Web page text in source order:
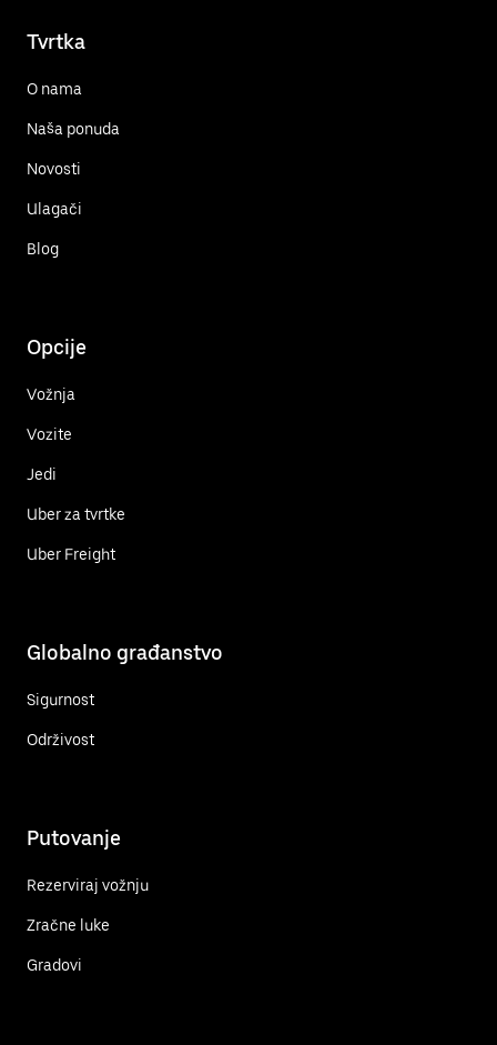
Tvrtka
O nama
Naša ponuda
Novosti
Ulagači
Blog
Opcije
Vožnja
Vozite
Jedi
Uber za tvrtke
Uber Freight
Globalno građanstvo
Sigurnost
Održivost
Putovanje
Rezerviraj vožnju
Zračne luke
Gradovi